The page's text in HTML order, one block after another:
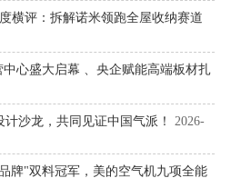
横评：拆解诺米领跑全屋收纳赛道
心盛大启幕 、央企赋能高端板材扎
沙龙，共同见证中国气派！
2026-
牌"双料冠军，美的空气机九项全能